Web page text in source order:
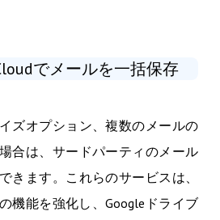
でメールを一括保存
ズオプション、複数のメールの
合は、サードパーティのメール
きます。これらのサービスは、
機能を強化し、Googleドライブ